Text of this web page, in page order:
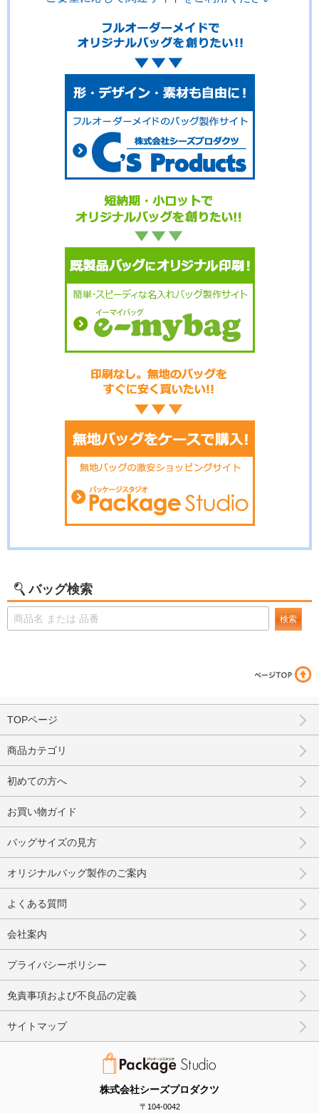
バッグ検索
検索
株式会社シーズプロダクツ
〒104-0042
TOPページ
商品カテゴリ
初めての方へ
お買い物ガイド
バッグサイズの見方
オリジナルバッグ製作のご案内
よくある質問
会社案内
プライバシーポリシー
免責事項および不良品の定義
サイトマップ